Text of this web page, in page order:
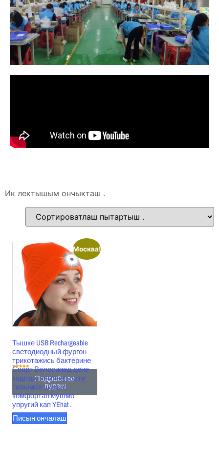
Ик лектышым ончыкташ .
Москва!
Тышке USB Rechargeable
светодиодный фургон
трикотажись бактерине
Спорт Велосипед дене
коштшо кемпингыште
телымсе шокшо
комфортан мушмо
упругий кап YEhat .
Рейтинг
Подробнее
лудаш
Писын ончалаш